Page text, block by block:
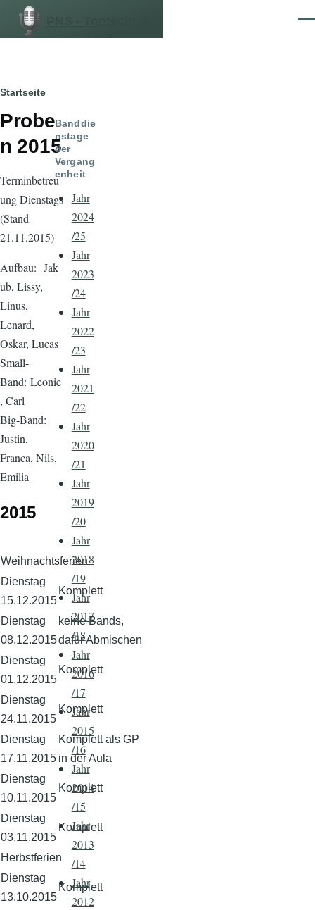
Direkt zum Inhalt
Pfadnavigation
Startseite
Probe
n 2015
Terminbetreu
ung Dienstags
(Stand
21.11.2015)
Aufbau: Jak
ub, Lissy,
Linus,
Lenard,
Oskar, Lucas
Small-
Band: Leonie
, Carl
Big-Band:
Justin,
Franca, Nils,
Emilia
2015
Weihnachtsferien
Dienstag
15.12.2015
Komplett
Dienstag
08.12.2015
keine Bands,
dafür Abmischen
Dienstag
01.12.2015
Komplett
Dienstag
24.11.2015
Komplett
Dienstag
17.11.2015
Komplett als GP
in der Aula
Dienstag
10.11.2015
Komplett
Dienstag
03.11.2015
Komplett
Herbstferien
Dienstag
13.10.2015
Komplett
Banddie
nstage
der
Vergang
enheit
Jahr
2024
/25
Jahr
2023
/24
Jahr
2022
/23
Jahr
2021
/22
Jahr
2020
/21
Jahr
2019
/20
Jahr
2018
/19
Jahr
2017
/18
Jahr
2016
/17
Jahr
2015
/16
Jahr
2014
/15
Jahr
2013
/14
Jahr
2012